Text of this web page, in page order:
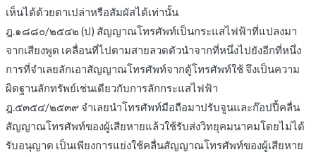
เห็นได้ด้วยตาเปล่าหรือสัมผัสได้เท่านั้น
ฎ.๑๘๘๐/๒๕๔๒ (ป) สัญญาณโทรศัพท์เป็นกระแสไฟฟ้าที่แปลงมา
จากเสียงพูด เคลื่อนที่ไปตามสายลวดตัวนำจากที่หนึ่งไปยังอีกที่หนึ่ง
การที่จำเลยลักเอาสัญญาณโทรศัพท์จากตู้โทรศัพท์ใช้ จึงเป็นความ
ผิดฐานลักทรัพย์เช่นเดียวกับการลักกระแสไฟฟ้า
ฎ.๕๓๕๔/๒๕๓๙ จำเลยนำโทรศัพท์มือถือมาปรับจูนและก๊อปปี้คลื่น
สัญญาณโทรศัพท์ของผู้เสียหายแล้วใช้รับส่งวิทยุคมนาคมโดยไม่ได้
รับอนุญาต เป็นเพียงการแย่งใช้คลื่นสัญญาณโทรศัพท์ของผู้เสียหาย